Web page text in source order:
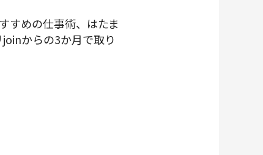
すめの仕事術、はたま
からの3か月で取り